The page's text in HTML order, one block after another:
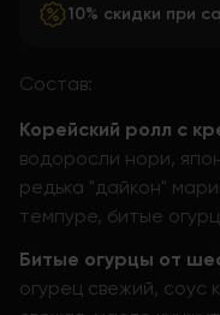
10% скидки при
Состав:
Корейский ролл с
водоросли нори,
редька "дайкон"
темпуре, битые
Битые огурцы от
огурец свежий, соус